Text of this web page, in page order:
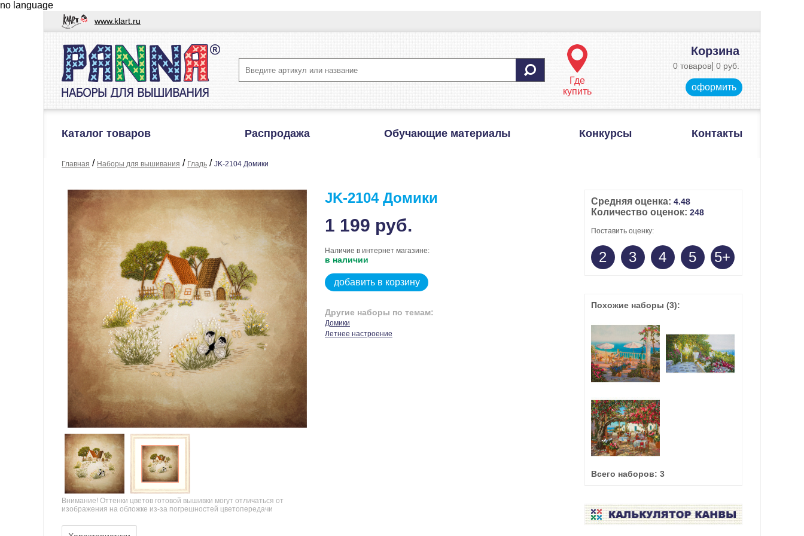
no language
www.klart.ru
Где
купить
Корзина
0 товаров 0 руб.
оформить
Каталог товаров Распродажа Обучающие материалы Конкурсы Контакты
Главная / Наборы для вышивания / Гладь / JK-2104 Домики
Внимание! Оттенки цветов готовой вышивки могут отличаться от
изображения на обложке из-за погрешностей цветопередачи
JK-2104 Домики
1 199 руб.
Наличие в интернет магазине:
в наличии
добавить в корзину
Другие наборы по темам:
Домики
Летнее настроение
Средняя оценка: 4.48
Количество оценок: 248
Поставить оценку:
2 3 4 5 5+
Похожие наборы (3):
Всего наборов: 3